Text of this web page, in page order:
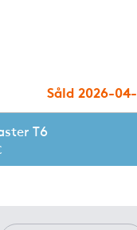
Såld 2026-
T6